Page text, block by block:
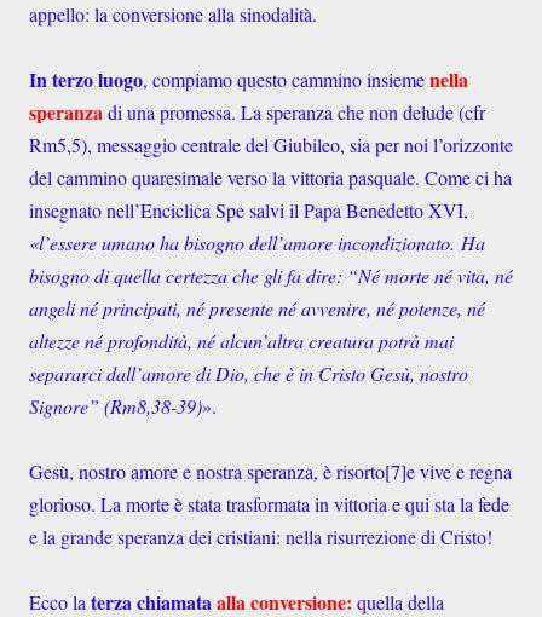
appello: la conversione alla sinodalità.
In terzo luogo, compiamo questo cammino insiemenella
speranzadi una promessa. La speranza che non delude (cfr
Rm5,5), messaggio centrale del Giubileo, sia per noi l’orizzonte
del cammino quaresimale verso la vittoria pasquale. Come ci ha
insegnato nell’Enciclica Spe salvi il Papa Benedetto XVI,
«l’essere umano ha bisogno dell’amore incondizionato. Ha
bisogno di quella certezza che gli fa dire: “Né morte né vita, né
angeli né principati, né presente né avvenire, né potenze, né
altezze né profondità, né alcun’altra creatura potrà mai
separarci dall’amore di Dio, che è in Cristo Gesù, nostro
Signore” (Rm8,38-39)».
Gesù, nostro amore e nostra speranza, è risorto[7]e vive e regna
glorioso. La morte è stata trasformata in vittoria e qui sta la fede
e la grande speranza dei cristiani: nella risurrezione di Cristo!
Ecco laterza chiamataalla conversione: quella della